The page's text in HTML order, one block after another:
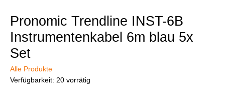
Pronomic Trendline INST-6B
Instrumentenkabel 6m blau 5x
Set
Alle Produkte
Verfügbarkeit: 20 vorrätig